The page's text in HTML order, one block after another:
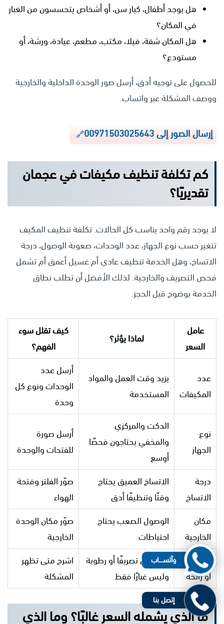
هل يوجد أطفال، كبار سن، أو أشخاص يتحسسون من الغبار
في المكان؟
هل المكان شقة، فيلا، مكتب، مطعم، عيادة، ورشة، أو
مستودع؟
للحصول على توجيه أدق، أرسل صور الوحدة الداخلية والخارجية
ووصف المشكلة عبر واتساب.
إرسال الصور إلى 00971503025643
كم تكلفة تنظيف مكيفات في عجمان
تقديريًا؟
لا يوجد رقم واحد يناسب كل الحالات. تكلفة تنظيف المكيف
تتغير حسب نوع الجهاز، عدد الوحدات، صعوبة الوصول، درجة
الاتساخ، وهل الخدمة تنظيف عادي أم غسيل أعمق أم تشمل
فحص التصريف والخارجية. لذلك الأفضل أن تطلب نطاق
الخدمة بوضوح قبل الحجز.
عامل
السعر
لماذا يؤثر؟
كيف تقلل سوء
الفهم؟
عدد
المكيفات
يزيد وقت العمل والمواد
المستخدمة
أرسل عدد
الوحدات ونوع كل
وحدة
نوع
الجهاز
الدكت والمركزي
والمخفي يحتاجون فحصًا
أوسع
أرسل صورة
للفتحات والوحدة
درجة
الاتساخ
الاتساخ العميق يحتاج
وقتًا وتنظيفًا أدق
صوّر الفلتر وفتحة
الهواء
مكان
الخارجية
الوصول الصعب يحتاج
احتياطات
صوّر مكان الوحدة
الخارجية
وجود ماء
أو رائحة
قد يعني تصريفًا أو رطوبة
وليس غبارًا فقط
اشرح متى تظهر
المشكلة
ما الذي يشمله السعر غالبًا؟ وما الذي
إتصل بنا
وآتســــاب